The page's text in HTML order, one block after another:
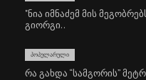
"ნია იმნაძემ მის
გიორგი..
ᲞᲝᲞᲣᲚᲐᲠᲣᲚᲘ
რა გახდა “სამგორის”